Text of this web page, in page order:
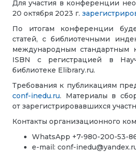
​​​​​​Для участия в конференции
20 октября 2023 г.
По итогам конференции
статей, с библиотечными
международным
ISBN с регистрацией в
библиотеке Elibrary.ru.
Требования к публикациям
conf-inedu.ru. Материалы в
от зарегистрировавшихся
Контакты организационного
WhatsApp +7-980-200-53-
e-mail: conf-